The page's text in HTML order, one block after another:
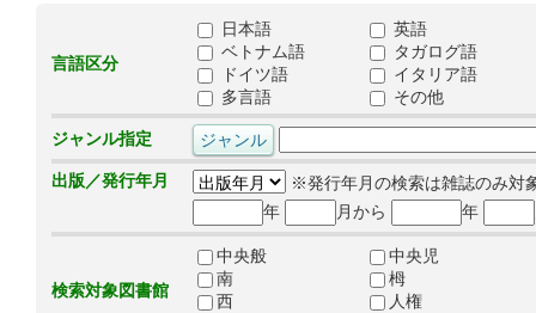
言語区分
日本語
英語
ベトナム語
タガログ語
ドイツ語
イタリア語
多言語
その他
ジャンル指定
出版／発行年月
※発行年月の検索は雑誌のみ対
年
月から 年
検索対象図書館
中央般
中央児
南
栂
西
人権